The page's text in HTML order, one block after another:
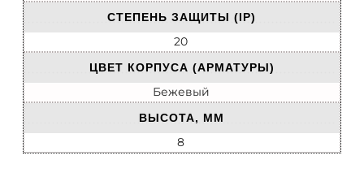
СТЕПЕНЬ ЗАЩИТЫ (IP)
20
ЦВЕТ КОРПУСА (АРМАТУРЫ)
Бежевый
ВЫСОТА, ММ
8